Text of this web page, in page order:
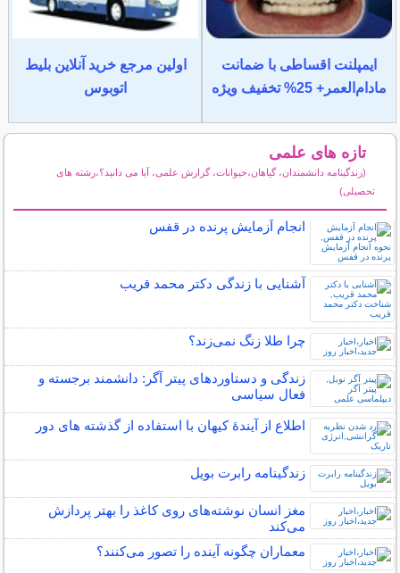
ایمپلنت اقساطی با ضمانت
مادام‌العمر+ 25% تخفیف ویژه
اولین مرجع خرید آنلاین بلیط
اتوبوس
تازه های علمی
(زندگینامه دانشمندان، گیاهان،حیوانات، گزارش علمی، آیا می دانید؟،رشته های
تحصیلی)
انجام آزمایش پرنده در قفس
آشنایی با زندگی دکتر محمد قریب
چرا طلا زنگ نمی‌زند؟
زندگی و دستاوردهای پیتر آگر: دانشمند برجسته و
فعال سیاسی
اطلاع از آیندۀ کیهان با استفاده از گذشته ­های دور
زندگینامه رابرت بویل
مغز انسان نوشته‌های روی کاغذ را بهتر پردازش
می‌کند
معماران چگونه آینده را تصور می‌کنند؟